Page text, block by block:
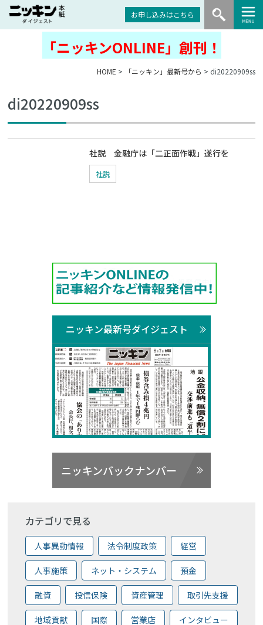
お申し込みはこちら
「ニッキンONLINE」創刊！
HOME > 「ニッキン」最新号から > di20220909ss
di20220909ss
社説 金融庁は「二正面作戦」遂行を
社説
ニッキン最新号ダイジェスト
ニッキンバックナンバー
カテゴリで見る
人事異動情報 法令制度政策 経営
人事施策 ネット・システム 預金
融資 投信保険 資産管理 取引先支援
地域貢献 国際 営業店 インタビュー